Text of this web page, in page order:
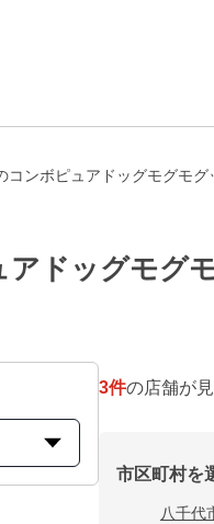
コンボピュアドッグモグモ
ドッグモグ
3件の店舗が
市区町村を
八千代